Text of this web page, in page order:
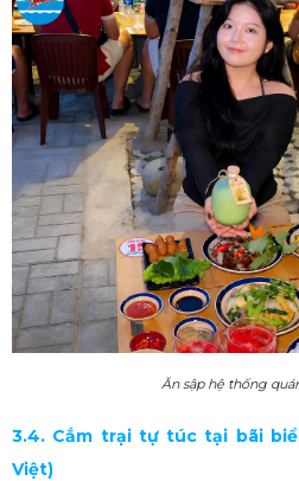
Ăn sập hệ thống
3.4. Cắm trại tự túc tại bãi
Việt)